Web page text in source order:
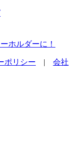
ホルダーに！
ポリシー | 会社